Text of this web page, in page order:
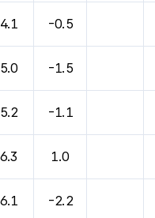
-0.5
-1.5
-1.1
1.0
-2.2